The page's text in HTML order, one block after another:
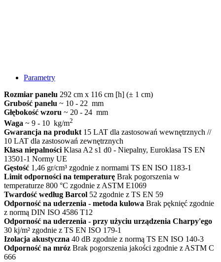
Parametry
Rozmiar panelu 292 cm x 116 cm [h] (± 1 cm)
Grubość panelu ~ 10 - 22 mm
Głębokość wzoru ~ 20 - 24 mm
Waga ~ 9 - 10 kg/m2
Gwarancja na produkt 15 LAT dla zastosowań wewnętrznych //
10 LAT dla zastosowań zewnętrznych
Klasa niepalności Klasa A2 s1 d0 - Niepalny, Euroklasa TS EN
13501-1 Normy UE
Gęstość 1,46 gr/cm³ zgodnie z normami TS EN ISO 1183-1
Limit odporności na temperaturę Brak pogorszenia w
temperaturze 800 °C zgodnie z ASTM E1069
Twardość według Barcol 52 zgodnie z TS EN 59
Odporność na uderzenia - metoda kulowa Brak pęknięć zgodnie
z normą DIN ISO 4586 T12
Odporność na uderzenia - przy użyciu urządzenia Charpy'ego
30 kj/m² zgodnie z TS EN ISO 179-1
Izolacja akustyczna 40 dB zgodnie z normą TS EN ISO 140-3
Odporność na mróz Brak pogorszenia jakości zgodnie z ASTM C
666